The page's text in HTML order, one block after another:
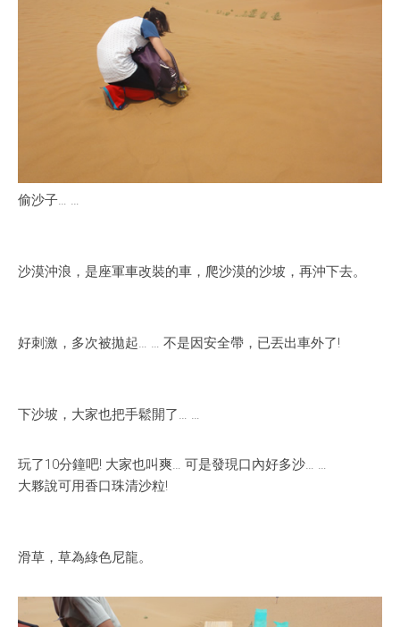
偷沙子… …
沙漠沖浪，是座軍車改裝的車，爬沙漠的沙坡，再沖下去。
好刺激，多次被拋起… … 不是因安全帶，已丟出車外了!
下沙坡，大家也把手鬆開了… …
玩了10分鐘吧! 大家也叫爽… 可是發現口內好多沙… …
大夥說可用香口珠清沙粒!
滑草，草為綠色尼龍。